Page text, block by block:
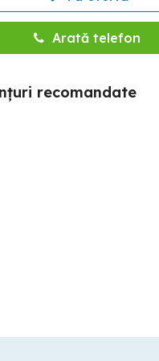
Arată telefon
recomandate